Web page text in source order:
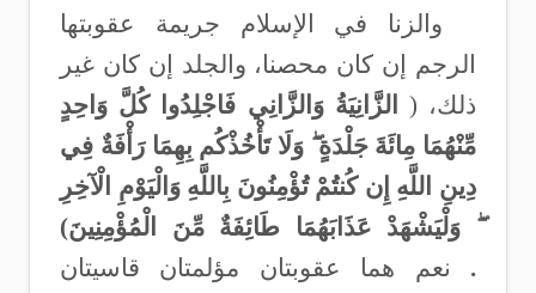
والزنا في الإسلام جريمة عقوبتها
الرجم إن كان محصنا، والجلد إن كان غير
ذلك، (
الزَّانِيَةُ وَالزَّانِي فَاجْلِدُوا كُلَّ وَاحِدٍ
مِّنْهُمَا مِائَةَ جَلْدَةٍ ۖ وَلَا تَأْخُذْكُم بِهِمَا رَأْفَةٌ فِي
دِينِ اللَّهِ إِن كُنتُمْ تُؤْمِنُونَ بِاللَّهِ وَالْيَوْمِ الْآخِرِ
ۖ وَلْيَشْهَدْ عَذَابَهُمَا طَائِفَةٌ مِّنَ الْمُؤْمِنِينَ)
. نعم هما عقوبتان مؤلمتان قاسيتان